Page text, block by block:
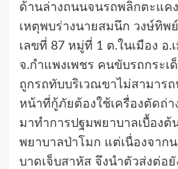
ด้านล่างถนนจนรถพลิกตะแค
เหตุพบร่างนายสมนึก วงษ์ทิพ
เลขที่ 87 หมู่ที่ 1 ต.ในเมือง อ.
จ.กำแพงเพชร คนขับรถกระ
ถูกรถทับบริเวณขาไม่สามารถ
หน้าที่กู้ภัยต้องใช้เครื่องตัดถ่
มาทำการปฐมพยาบาลเบื้องต้
พยาบาลป่าโมก แต่เนื่องจาก
บาดเจ็บสาหัส จึงนำตัวส่งต่อ